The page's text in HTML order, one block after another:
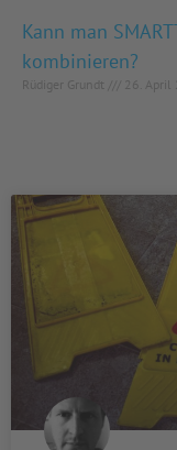
Kann man
kombinieren?
Rüdiger Grundt 26. April